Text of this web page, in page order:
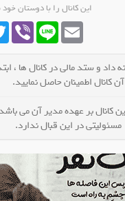
این کانال را با دوستان
Viber Line Email
داد و ستد مالی در کانال ها ،
آن کانال اطمینان حاصل نمایید.
کانال بر عهده مدیر آن می
مسئولیتی در این قبال ندارد.